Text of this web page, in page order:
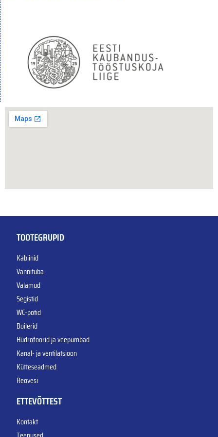
TOOTEGRUPID
Kabiinid
Vannituba
Valamud
Segistid
WC-potid
Boilerid
Hüdrofoorid ja veepumbad
Kanal- ja ventilatsioon
Kütteseadmed
Reovesi
ETTEVÕTTEST
Kontakt